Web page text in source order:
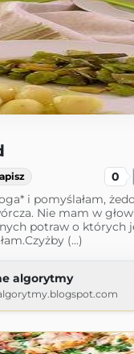
0
i pomyślałam,
Nie mam w
potraw o których
(...)
algorytmy